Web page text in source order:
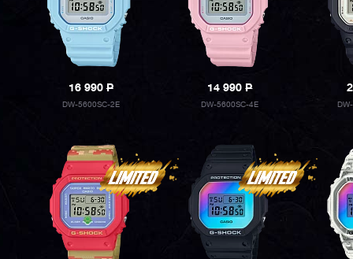
16 990P
DW-5600SC-2E
14 990P
DW-5600SC-4E